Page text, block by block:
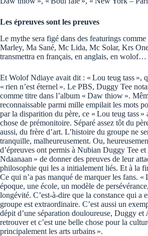
Les épreuves sont les preuves
Le mythe sera figé dans des featurings
Marley, Ma Sané, Mc Lida, Mc Solar, Krs
transmettra en français, en anglais, en wolof…
Et Wolof Ndiaye avait dit : « Lou teug tass »,
« rien n’est éternel ». Le PBS, Duggy Tee
comme titre dans l’album « Daw thiow ».
reconnaissable parmi mille empilait les mots
par la disparition du père, ce « Lou teug tass »
chose de prémonitoire. Séparé assez tôt du
aussi, du frère d’art. L’histoire du groupe ne
tranquille, malheureusement. Ou,
d’épreuves ont permis à Nubian Duggy Tee
Ndaanaan » de donner des preuves de leur
philosophie qui les a initialement liés. Et à la
Ce qui n’a pas manqué de marquer les fans. «
époque, une école, un modèle de
longévité. C’est-à-dire que la constance qui a
groupe est extraordinaire. C’est aussi un
dépit d’une séparation douloureuse, Duggy et
retrouver et c’est une belle chose pour la
principalement les arts urbains ».